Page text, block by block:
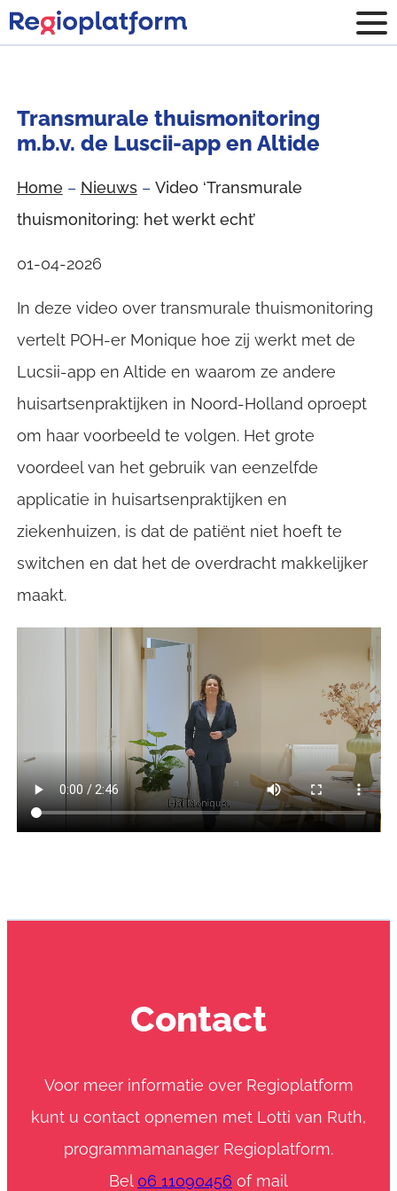
Transmurale thuismonitoring
m.b.v. de Luscii-app en Altide
Home– Nieuws– Video ‘Transmurale
thuismonitoring: het werkt echt’
01-04-2026
In deze video over transmurale thuismonitoring
vertelt POH-er Monique hoe zij werkt met de
Lucsii-app en Altide en waarom ze andere
huisartsenpraktijken in Noord-Holland oproept
om haar voorbeeld te volgen. Het grote
voordeel van het gebruik van eenzelfde
applicatie in huisartsenpraktijken en
ziekenhuizen, is dat de patiënt niet hoeft te
switchen en dat het de overdracht makkelijker
maakt.
Contact
Voor meer informatie over Regioplatform
kunt u contact opnemen met Lotti van Ruth,
programmamanager Regioplatform.
Bel 06 11090456 of mail
Programma
Projecten
Nieuws
Over
ons
Contact
Programma
Projecten
Nieuws
Over
ons
Contact